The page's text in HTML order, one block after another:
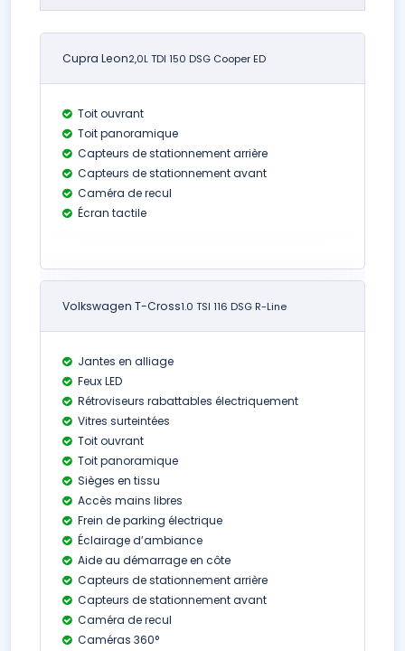
Cupra Leon2,0L TDI 150 DSG Cooper ED
Toit ouvrant
Toit panoramique
Capteurs de stationnement arrière
Capteurs de stationnement avant
Caméra de recul
Écran tactile
Volkswagen T-Cross1.0 TSI 116 DSG R-Line
Jantes en alliage
Feux LED
Rétroviseurs rabattables électriquement
Vitres surteintées
Toit ouvrant
Toit panoramique
Sièges en tissu
Accès mains libres
Frein de parking électrique
Éclairage d’ambiance
Aide au démarrage en côte
Capteurs de stationnement arrière
Capteurs de stationnement avant
Caméra de recul
Caméras 360°